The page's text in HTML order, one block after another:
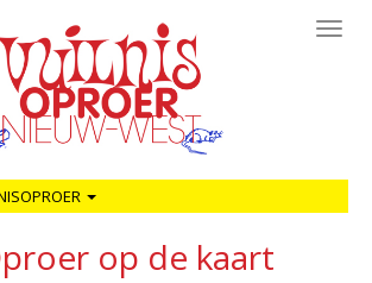
op de kaart